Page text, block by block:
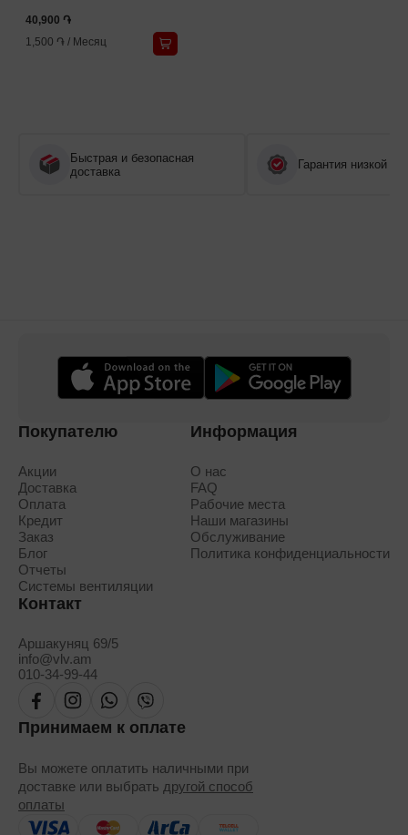
40,900 ֏
1,500 ֏ / Месяц
Быстрая и безопасная
доставка
Гарантия низкой
Покупателю
Акции
Доставка
Оплата
Кредит
Заказ
Блог
Отчеты
Системы вентиляции
Информация
О нас
FAQ
Рабочие места
Наши магазины
Обслуживание
Политика конфиденциальности
Контакт
Аршакуняц 69/5
info@vlv.am
010-34-99-44
Принимаем к оплате
Вы можете оплатить наличными при
доставке или выбрать другой способ
оплаты